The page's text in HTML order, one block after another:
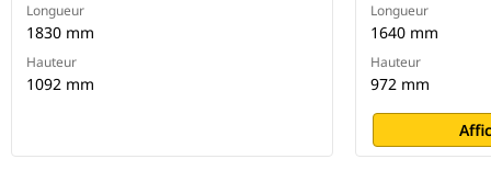
Longueur
1830 mm
Hauteur
1092 mm
Longueur
1640 mm
Hauteur
972 mm